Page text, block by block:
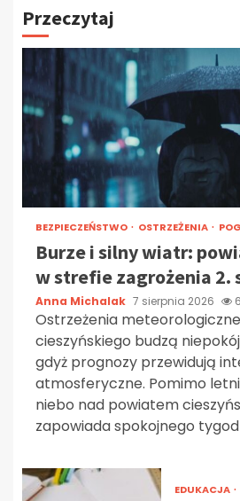
Przeczytaj
BEZPIECZEŃSTWO OSTRZEŻENIA
Burze i silny wiatr:
w strefie zagrożenia 2.
Anna Michalak 7 sierpnia 2026 6
Ostrzeżenia
cieszyńskiego budzą
gdyż prognozy przewidują
atmosferyczne. Pomimo
niebo nad powiatem
zapowiada spokojnego
EDUKACJA